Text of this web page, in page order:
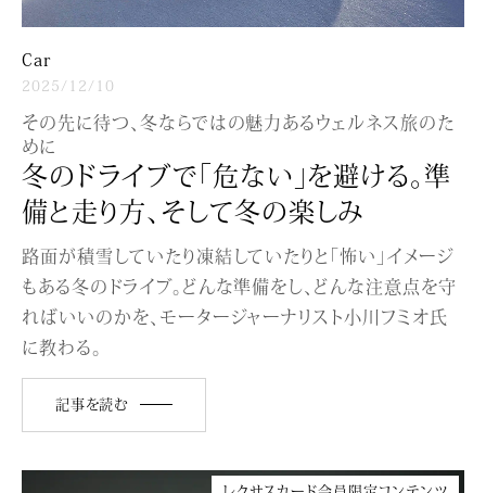
Car
2025/12/10
その先に待つ、冬ならではの魅力あるウェルネス旅のた
めに
冬のドライブで「危ない」を避ける。準
備と走り方、そして冬の楽しみ
路面が積雪していたり凍結していたりと「怖い」イメージ
もある冬のドライブ。どんな準備をし、どんな注意点を守
ればいいのかを、モータージャーナリスト小川フミオ氏
に教わる。
記事を読む